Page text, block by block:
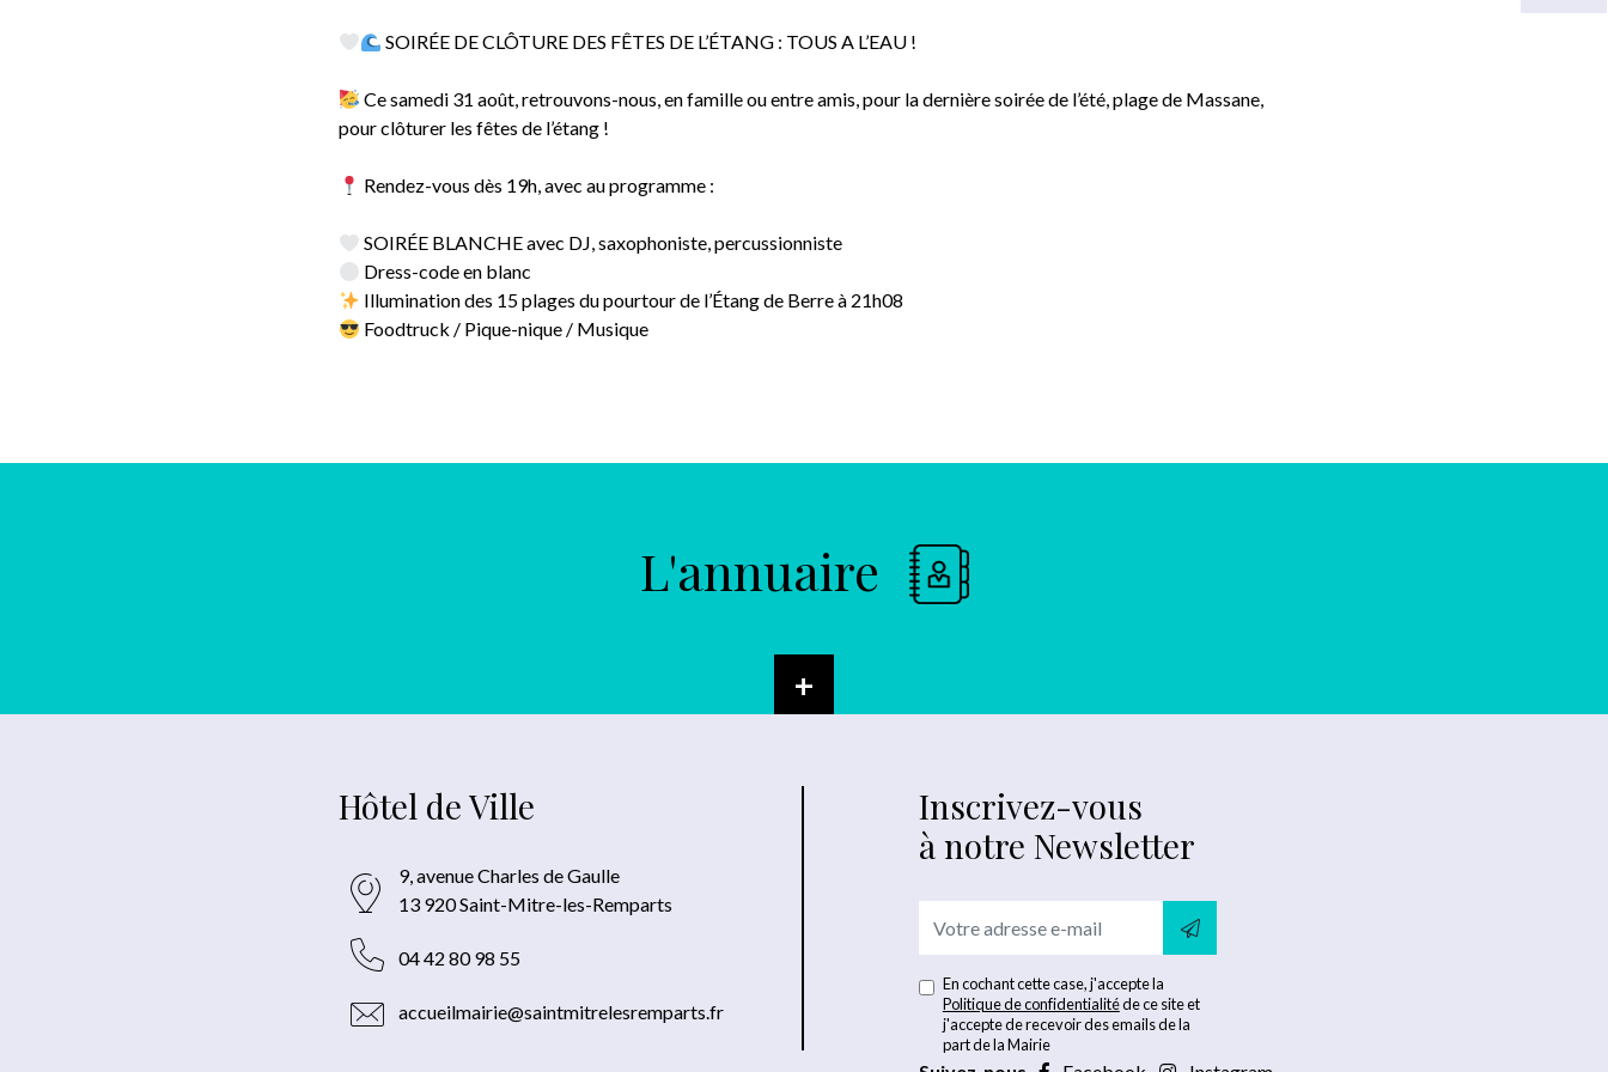
SOIRÉE DE CLÔTURE DES FÊTES DE L’ÉTANG : TOUS A L’EAU !
Ce samedi 31 août, retrouvons-nous, en famille ou entre amis, pour la dernière soirée de l’été, plage de Massane,
pour clôturer les fêtes de l’étang !
Rendez-vous dès 19h, avec au programme :
SOIRÉE BLANCHE avec DJ, saxophoniste, percussionniste
Dress-code en blanc
Illumination des 15 plages du pourtour de l’Étang de Berre à 21h08
Foodtruck / Pique-nique / Musique
L'annuaire
+
Hôtel de Ville
9, avenue Charles de Gaulle
13 920 Saint-Mitre-les-Remparts
04 42 80 98 55
accueilmairie@saintmitrelesremparts.fr
Inscrivez-vous
à notre Newsletter
En cochant cette case, j'accepte la
Politique de confidentialitéde ce site et
j'accepte de recevoir des emails de la
part de la Mairie